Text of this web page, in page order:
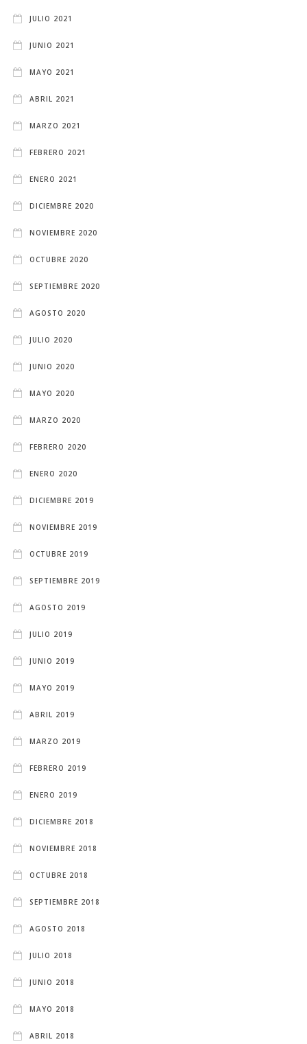
JULIO 2021
JUNIO 2021
MAYO 2021
ABRIL 2021
MARZO 2021
FEBRERO 2021
ENERO 2021
DICIEMBRE 2020
NOVIEMBRE 2020
OCTUBRE 2020
SEPTIEMBRE 2020
AGOSTO 2020
JULIO 2020
JUNIO 2020
MAYO 2020
MARZO 2020
FEBRERO 2020
ENERO 2020
DICIEMBRE 2019
NOVIEMBRE 2019
OCTUBRE 2019
SEPTIEMBRE 2019
AGOSTO 2019
JULIO 2019
JUNIO 2019
MAYO 2019
ABRIL 2019
MARZO 2019
FEBRERO 2019
ENERO 2019
DICIEMBRE 2018
NOVIEMBRE 2018
OCTUBRE 2018
SEPTIEMBRE 2018
AGOSTO 2018
JULIO 2018
JUNIO 2018
MAYO 2018
ABRIL 2018